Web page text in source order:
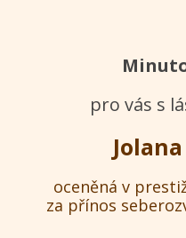
pro vás s
oceněná v
za přínos